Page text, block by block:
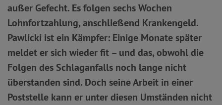
außer Gefecht. Es folgen sechs Wochen
Lohnfortzahlung, anschließend Krankengeld.
Pawlicki ist ein Kämpfer: Einige Monate später
meldet er sich wieder fit – und das, obwohl die
Folgen des Schlaganfalls noch lange nicht
überstanden sind. Doch seine Arbeit in einer
Poststelle kann er unter diesen Umständen nicht